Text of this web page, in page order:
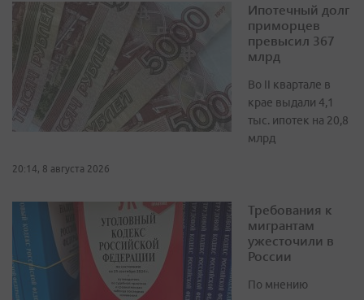
Ипотечный долг
приморцев
превысил 367
млрд
Во II квартале в
крае выдали 4,1
тыс. ипотек на 20,8
млрд
20:14, 8 августа 2026
Требования к
мигрантам
ужесточили в
России
По мнению